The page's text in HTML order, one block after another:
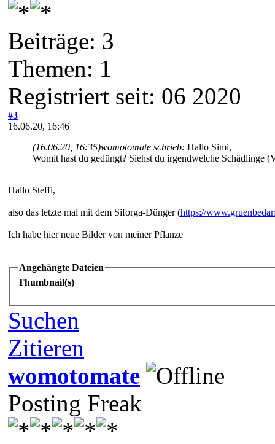
Beiträge: 3
Themen: 1
Registriert seit: 06 2020
#3
16.06.20, 16:46
(16.06.20, 16:35)womotomate schrieb: Hallo Simi,
Womit hast du gedüngt? Siehst du irgendwelche Schädlinge
Hallo Steffi,
also das letzte mal mit dem Siforga-Dünger (https://
Ich habe hier neue Bilder von meiner Pflanze
Angehängte Dateien
Thumbnail(s)
Suchen
Zitieren
womotomate
Posting Freak